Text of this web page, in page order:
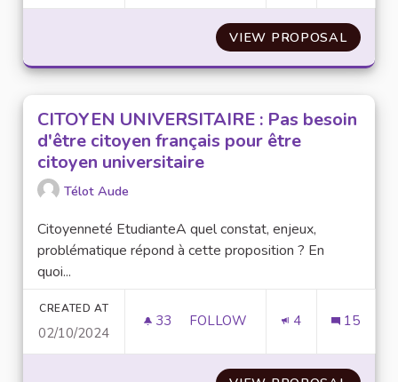
VIEW PROPOSAL
CITOYEN UNIVERSITAIRE : Pas besoin
d'être citoyen français pour être
citoyen universitaire
Télot Aude
Citoyenneté EtudianteA quel constat, enjeux,
problématique répond à cette proposition ? En
quoi...
CREATED AT
02/10/2024
33 33 FOLLOWERS
FOLLOW 4 15